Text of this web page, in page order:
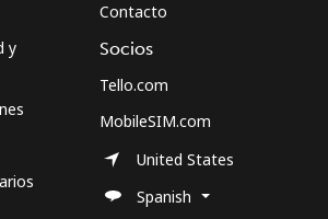
y
Contacto
Socios
Tello.com
MobileSIM.com
United States
Spanish